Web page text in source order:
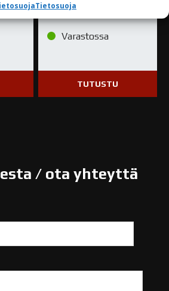
Tietosuoja
23,90
Varastossa
TUTUSTU
/ ota yhteyttä